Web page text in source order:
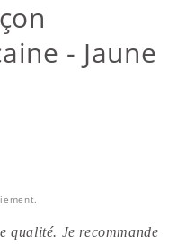
- Jaune
qualité. Je recommande